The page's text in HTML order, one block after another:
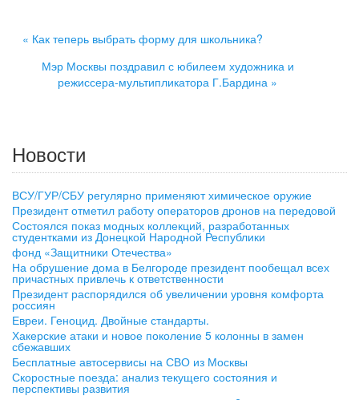
« Как теперь выбрать форму для школьника?
Мэр Москвы поздравил с юбилеем художника и
режиссера-мультипликатора Г.Бардина »
Новости
ВСУ/ГУР/СБУ регулярно применяют химическое оружие
Президент отметил работу операторов дронов на передовой
Состоялся показ модных коллекций, разработанных
студентками из Донецкой Народной Республики
фонд «Защитники Отечества»
На обрушение дома в Белгороде президент пообещал всех
причастных привлечь к ответственности
Президент распорядился об увеличении уровня комфорта
россиян
Евреи. Геноцид. Двойные стандарты.
Хакерские атаки и новое поколение 5 колонны в замен
сбежавших
Бесплатные автосервисы на СВО из Москвы
Скоростные поезда: анализ текущего состояния и
перспективы развития